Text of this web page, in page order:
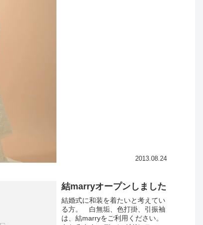
2013.08.24
結marryオープンしました
結婚式に和装を着たいと考えてい
る方。 白無垢、色打掛、引振袖
は、結marryをご利用ください。